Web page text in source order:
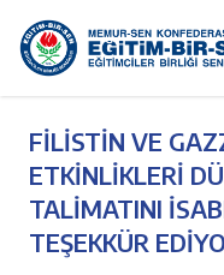
FİLİSTİN VE
ETKİNLİKLERİ
TALİMATINI
TEŞEKKÜR